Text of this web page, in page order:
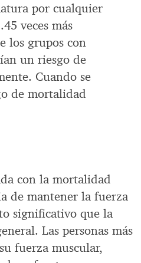
por cualquier
veces más
los grupos con
un riesgo de
Cuando se
de mortalidad
con la mortalidad
de mantener la fuerza
significativo que la
Las personas más
fuerza muscular,